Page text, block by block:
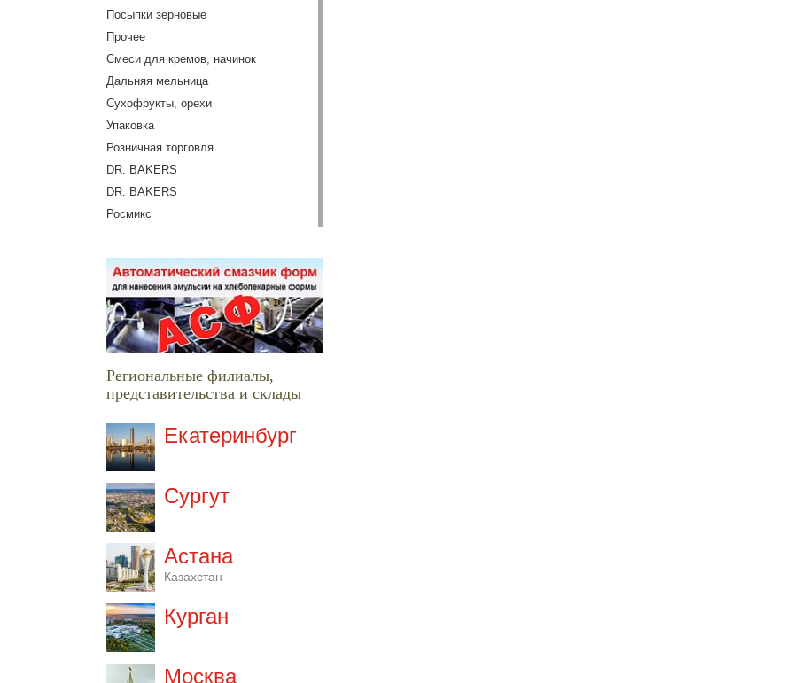
Посыпки зерновые
Прочее
Смеси для кремов, начинок
Дальняя мельница
Сухофрукты, орехи
Упаковка
Розничная торговля
DR. BAKERS
DR. BAKERS
Росмикс
Региональные филиалы,
представительства и склады
Екатеринбург
Сургут
Астана
Казахстан
Курган
Москва